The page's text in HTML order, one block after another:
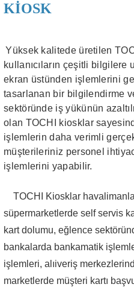
KİOSK
Yüksek kalitede üretilen
kullanıcıların çeşitli bilgilere
ekran üstünden işlemlerini
tasarlanan bir bilgilendirme
sektöründe iş yükünün
olan TOCHI kiosklar
işlemlerin daha verimli
müşterileriniz personel
işlemlerini yapabilir.
TOCHI Kiosklar
süpermarketlerde self servis
kart dolumu, eğlence
bankalarda bankamatik
işlemleri, alıiveriş
marketlerde müşteri kartı